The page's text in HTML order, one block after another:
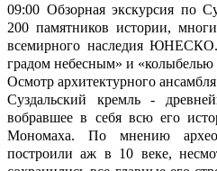
09:00 Обзорная экскурсия по
200 памятников истории,
всемирного наследия
градом небесным» и «колыбелью
Осмотр архитектурного
Суздальский кремль -
вобравшее в себя всю его
Мономаха. По мнению
построили аж в 10 веке,